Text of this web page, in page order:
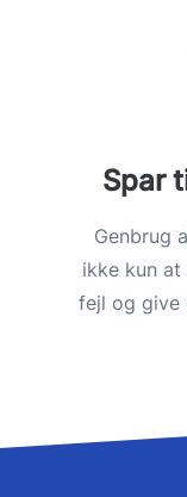
Spar
Genbrug
ikke kun at
fejl og give